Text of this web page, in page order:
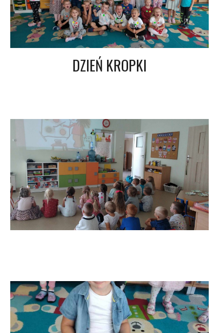
DZIEŃ KROPKI